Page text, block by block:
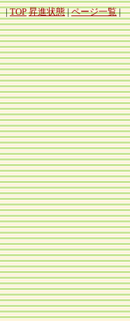
|TOP 昇進状態|ページ一覧|